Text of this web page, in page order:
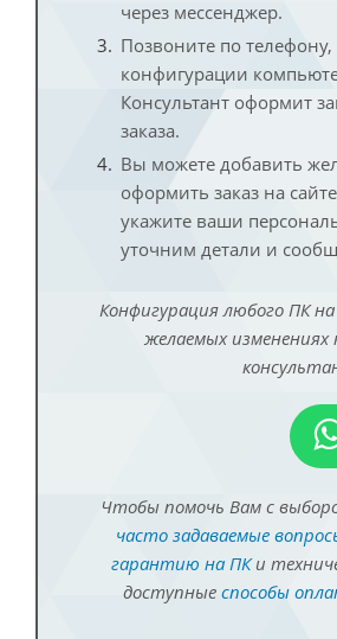
через мессенджер.
Позвоните по
конфигурации
Консультант оформит
заказа.
Вы можете добавить
оформить заказ на
укажите ваши
уточним детали и
Конфигурация любого ПК
желаемых
Чтобы помочь Вам с
часто задаваемые
гарантию на ПКи
доступные способы